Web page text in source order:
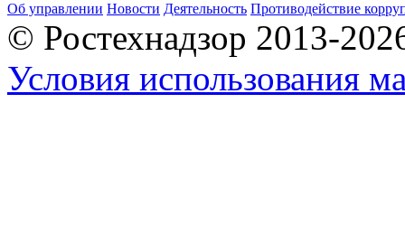
Об управлении Новости Деятельность Противодействие
© Ростехнадзор 2013-
Условия использования